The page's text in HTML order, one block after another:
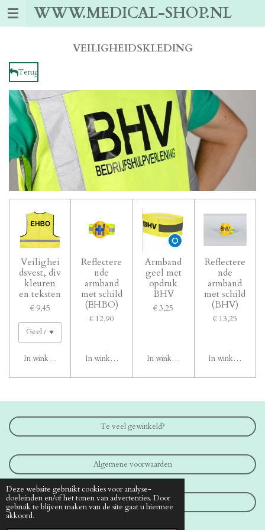
Deze website gebruikt cookies voor analyse-
doeleinden en/of het tonen van advertenties. Door
gebruik te blijven maken van de site gaat u hiermee
akkoord.
Ga
WWW.MEDICAL-SHOP.NL
VEILIGHEIDSKLEDING
Terug
Veilighei
dsvest, div
kleuren
en teksten
€ 9,45
In winkelwagen
Reflectere
nde
armband
met schild
(EHBO)
€ 12,90
In winkelwagen
Armband
geel met
opdruk
BHV
€ 3,25
In winkelwagen
Reflectere
nde
armband
met schild
(BHV)
€ 13,25
In winkelwagen
Te veel gewinkeld?
Algemene voorwaarden
Contact